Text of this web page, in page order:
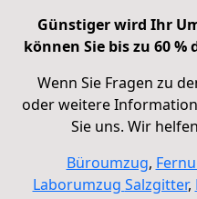
Günstiger wird Ihr
können Sie bis zu 60
Wenn Sie Fragen zu
oder weitere
Sie uns. Wir
Büroumzug,
Laborumzug Salzgitter,